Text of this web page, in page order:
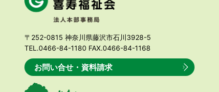
〒252-0815 神奈川県藤沢市石川3928-5
TEL.0466-84-1180 FAX.0466-84-1168
お問い合せ・資料請求